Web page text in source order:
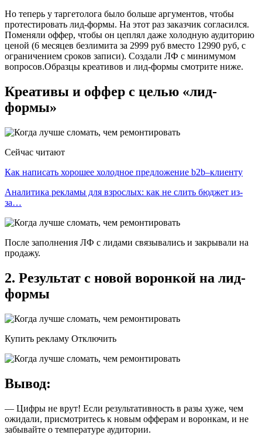
Но теперь у таргетолога было больше аргументов, чтобы
протестировать лид-формы. На этот раз заказчик согласился.
Поменяли оффер, чтобы он цеплял даже холодную аудиторию
ценой (6 месяцев безлимита за 2999 руб вместо 12990 руб, с
ограничением сроков записи). Создали ЛФ с минимумом
вопросов.Образцы креативов и лид-формы смотрите ниже.
Креативы и оффер с целью «лид-
формы»
Сейчас читают
Как написать хорошее холодное предложение b2b–клиенту
Аналитика рекламы для взрослых: как не слить бюджет из-
за…
После заполнения ЛФ с лидами связывались и закрывали на
продажу.
2. Результат с новой воронкой на лид-
формы
Купить рекламу Отключить
Вывод:
— Цифры не врут! Если результативность в разы хуже, чем
ожидали, присмотритесь к новым офферам и воронкам, и не
забывайте о температуре аудитории.